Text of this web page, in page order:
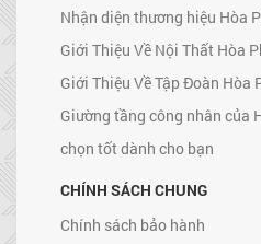
Nhận diện thương hiệu Hòa
Giới Thiệu Về Nội Thất Hòa
Giới Thiệu Về Tập Đoàn Hòa
Giường tầng công nhân của
chọn tốt dành cho bạn
CHÍNH SÁCH CHUNG
Chính sách bảo hành